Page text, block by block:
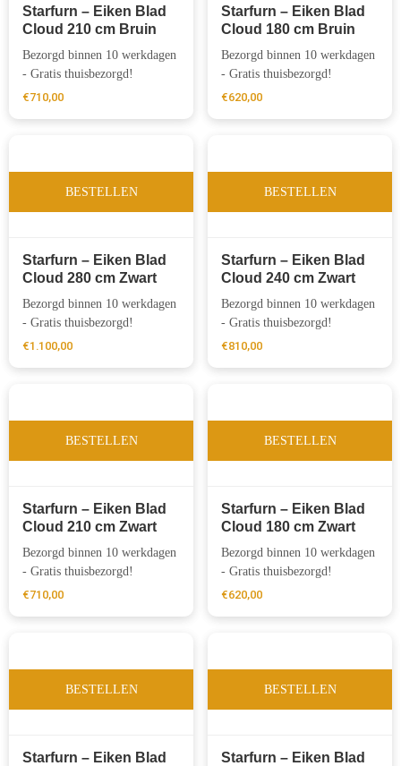
Starfurn – Eiken Blad
Cloud 210 cm Bruin
Bezorgd binnen 10 werkdagen
- Gratis thuisbezorgd!
€710,00
Starfurn – Eiken Blad
Cloud 180 cm Bruin
Bezorgd binnen 10 werkdagen
- Gratis thuisbezorgd!
€620,00
BESTELLEN
Starfurn – Eiken Blad
Cloud 280 cm Zwart
Bezorgd binnen 10 werkdagen
- Gratis thuisbezorgd!
€1.100,00
BESTELLEN
Starfurn – Eiken Blad
Cloud 240 cm Zwart
Bezorgd binnen 10 werkdagen
- Gratis thuisbezorgd!
€810,00
BESTELLEN
Starfurn – Eiken Blad
Cloud 210 cm Zwart
Bezorgd binnen 10 werkdagen
- Gratis thuisbezorgd!
€710,00
BESTELLEN
Starfurn – Eiken Blad
Cloud 180 cm Zwart
Bezorgd binnen 10 werkdagen
- Gratis thuisbezorgd!
€620,00
BESTELLEN
Starfurn – Eiken Blad
BESTELLEN
Starfurn – Eiken Blad